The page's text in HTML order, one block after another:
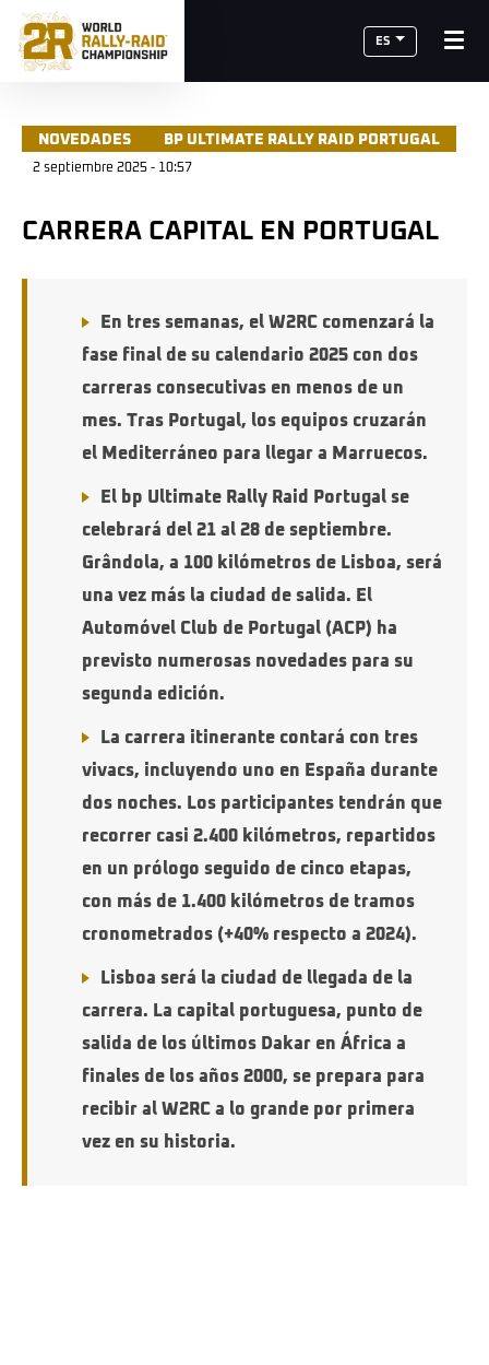
ES
NOVEDADES BP ULTIMATE RALLY RAID PORTUGAL
2 septiembre 2025 - 10:57
CARRERA CAPITAL EN PORTUGAL
En tres semanas, el W2RC comenzará la
fase final de su calendario 2025 con dos
carreras consecutivas en menos de un
mes. Tras Portugal, los equipos cruzarán
el Mediterráneo para llegar a Marruecos.
El bp Ultimate Rally Raid Portugal se
celebrará del 21 al 28 de septiembre.
Grândola, a 100 kilómetros de Lisboa, será
una vez más la ciudad de salida. El
Automóvel Club de Portugal (ACP) ha
previsto numerosas novedades para su
segunda edición.
La carrera itinerante contará con tres
vivacs, incluyendo uno en España durante
dos noches. Los participantes tendrán que
recorrer casi 2.400 kilómetros, repartidos
en un prólogo seguido de cinco etapas,
con más de 1.400 kilómetros de tramos
cronometrados (+40% respecto a 2024).
Lisboa será la ciudad de llegada de la
carrera. La capital portuguesa, punto de
salida de los últimos Dakar en África a
finales de los años 2000, se prepara para
recibir al W2RC a lo grande por primera
vez en su historia.